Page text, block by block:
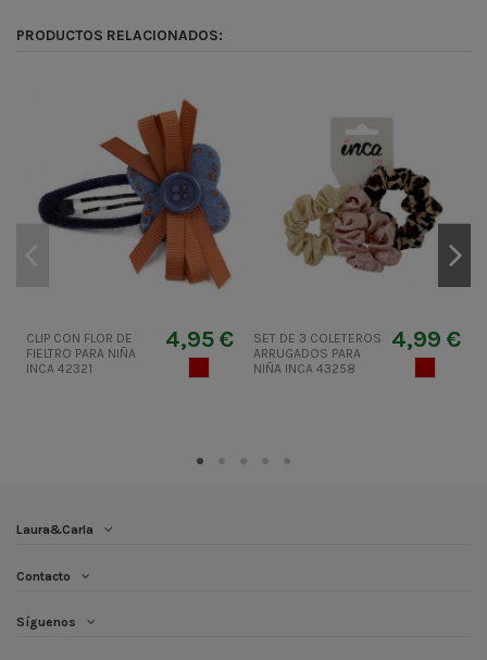
Codigo
PRODUCTOS RELACIONADOS:
CLIP CON FLOR DE
FIELTRO PARA NIÑA
INCA 42321
4,95 €
MUERDAGO
SET DE 3 COLETEROS
ARRUGADOS PARA
NIÑA INCA 43258
4,99 €
Laura&Carla
Contacto
Síguenos